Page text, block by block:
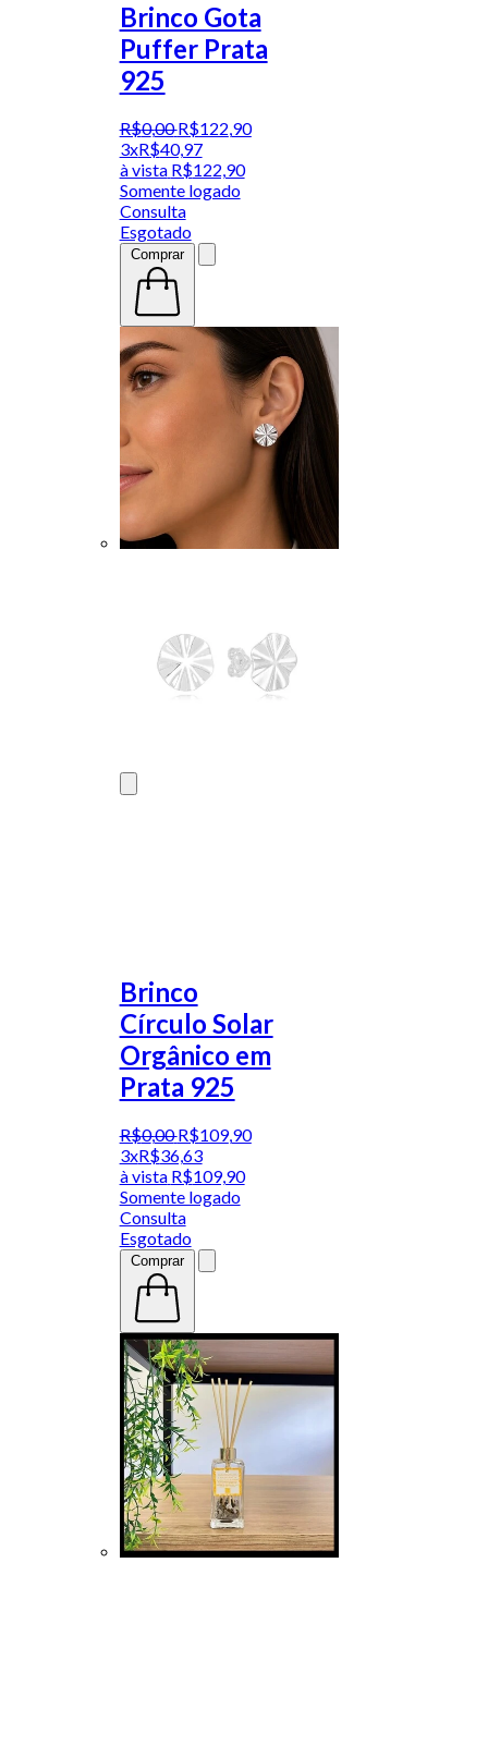
Brinco Gota
Puffer Prata
925
R$0,00R$122,90
3xR$40,97
à vista R$122,90
Somente logado
Consulta
Esgotado
Comprar
Brinco
Círculo Solar
Orgânico em
Prata 925
R$0,00R$109,90
3xR$36,63
à vista R$109,90
Somente logado
Consulta
Esgotado
Comprar